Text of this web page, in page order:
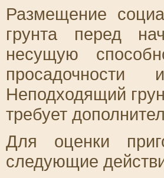
Размещение
грунта перед
несущую
просадочности
Неподходящий
требует
Для оценки
следующие